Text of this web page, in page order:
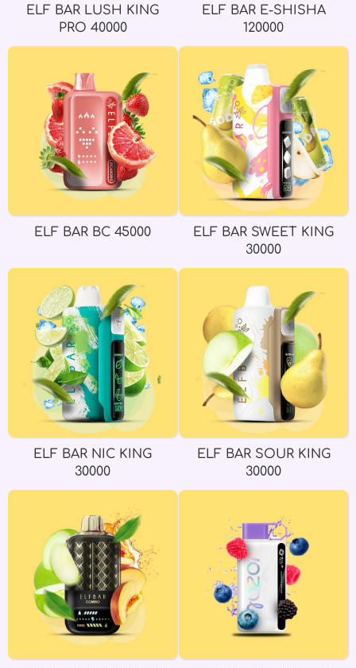
ELF BAR LUSH KING
PRO 40000
ELF BAR E-SHISHA
120000
ELF BAR BC 45000
ELF BAR SWEET KING
30000
ELF BAR NIC KING
30000
ELF BAR SOUR KING
30000